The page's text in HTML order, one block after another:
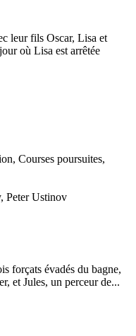
leur fils Oscar, Lisa et
où Lisa est arrêtée
Courses poursuites,
Peter Ustinov
forçats évadés du bagne,
et Jules, un perceur de...